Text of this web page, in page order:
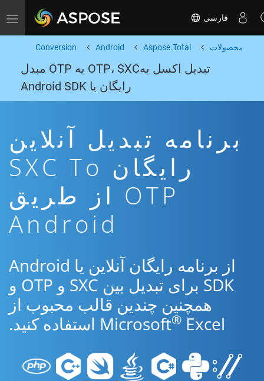
Toggle navigation فارسی
محصولات Aspose.Total
Android
Conversion
تبدیل اکسل بهOTP، SXC به OTP مبدل
رایگان یا Android SDK
برنامه تبدیل آنلاین
رایگان SXC To
OTP از طریق
Android
از برنامه رایگان آنلاین یا Android
SDK برای تبدیل بین SXC و OTP و
همچنین چندین قالب محبوب از
Microsoft® Excel استفاده کنید.